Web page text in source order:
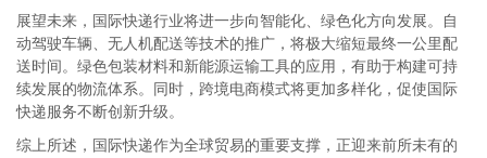
展望未来，国际快递行业将进一步向智能化、绿色化方向发展。自
动驾驶车辆、无人机配送等技术的推广，将极大缩短最终一公里配
送时间。绿色包装材料和新能源运输工具的应用，有助于构建可持
续发展的物流体系。同时，跨境电商模式将更加多样化，促使国际
快递服务不断创新升级。
综上所述，国际快递作为全球贸易的重要支撑，正迎来前所未有的